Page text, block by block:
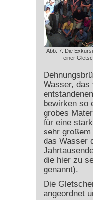
Abb. 7: Die
einer
Wasser, das
bewirken so
grobes
für eine
sehr
das Wasser
die hier zu
genannt).
Die
angeordnet